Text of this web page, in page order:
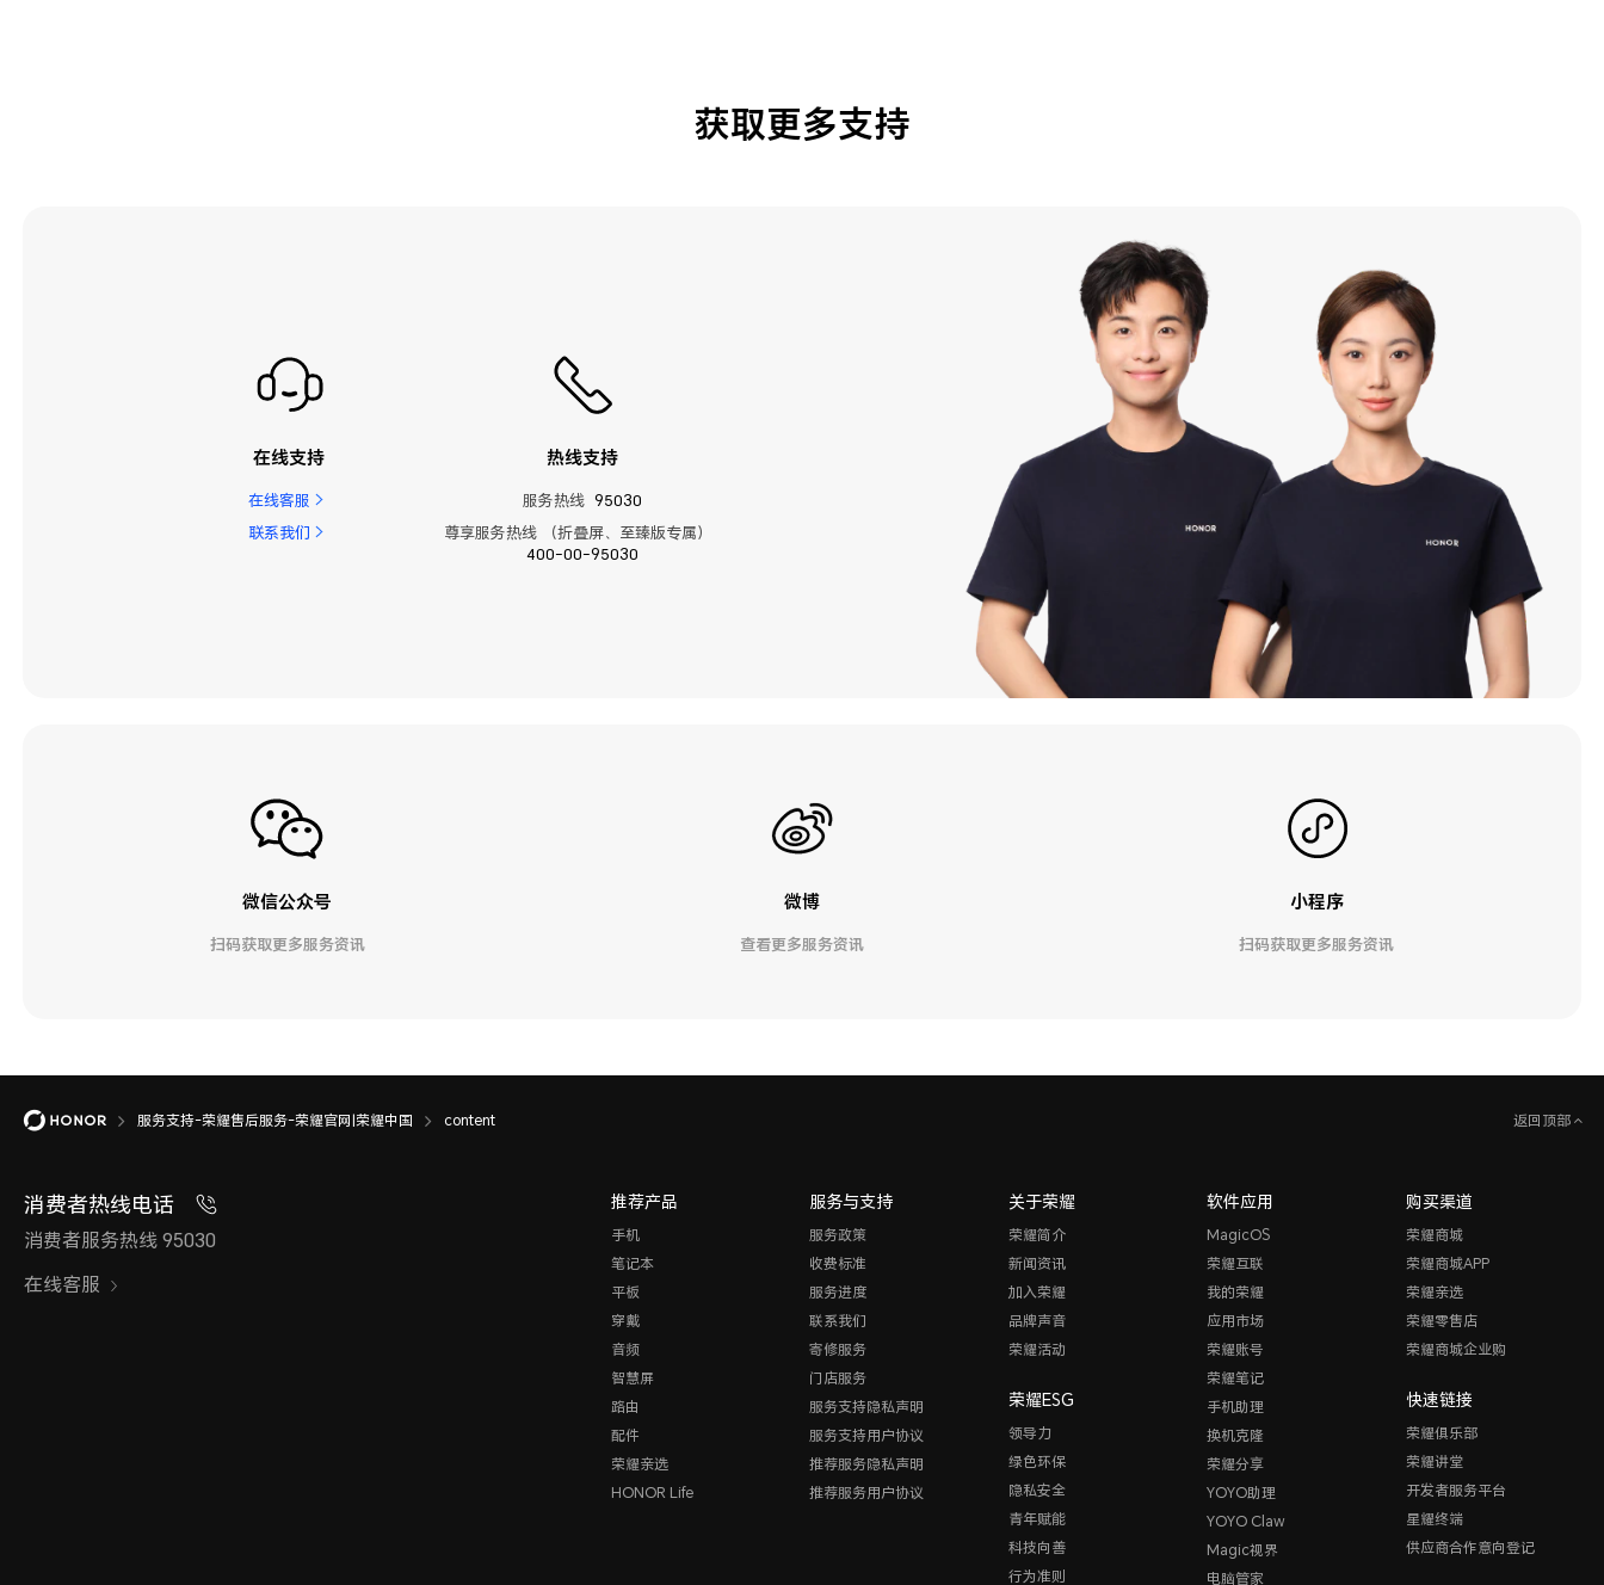
获取更多支持
在线支持
在线客服
联系我们
热线支持
服务热线 95030
尊享服务热线 （折叠屏、至臻版专属）
400-00-95030
微信公众号
扫码获取更多服务资讯
微博
查看更多服务资讯
小程序
扫码获取更多服务资讯
服务支持-荣耀售后服务-荣耀官网|荣耀中国 content 返回顶部
消费者热线电话
消费者服务热线 95030
在线客服
推荐产品
手机
笔记本
平板
穿戴
音频
智慧屏
路由
配件
荣耀亲选
HONOR Life
服务与支持
服务政策
收费标准
服务进度
联系我们
寄修服务
门店服务
服务支持隐私声明
服务支持用户协议
推荐服务隐私声明
推荐服务用户协议
关于荣耀
荣耀简介
新闻资讯
加入荣耀
品牌声音
荣耀活动
荣耀ESG
领导力
绿色环保
隐私安全
青年赋能
科技向善
行为准则
软件应用
MagicOS
荣耀互联
我的荣耀
应用市场
荣耀账号
荣耀笔记
手机助理
换机克隆
荣耀分享
YOYO助理
YOYO Claw
Magic视界
电脑管家
购买渠道
荣耀商城
荣耀商城APP
荣耀亲选
荣耀零售店
荣耀商城企业购
快速链接
荣耀俱乐部
荣耀讲堂
开发者服务平台
星耀终端
供应商合作意向登记